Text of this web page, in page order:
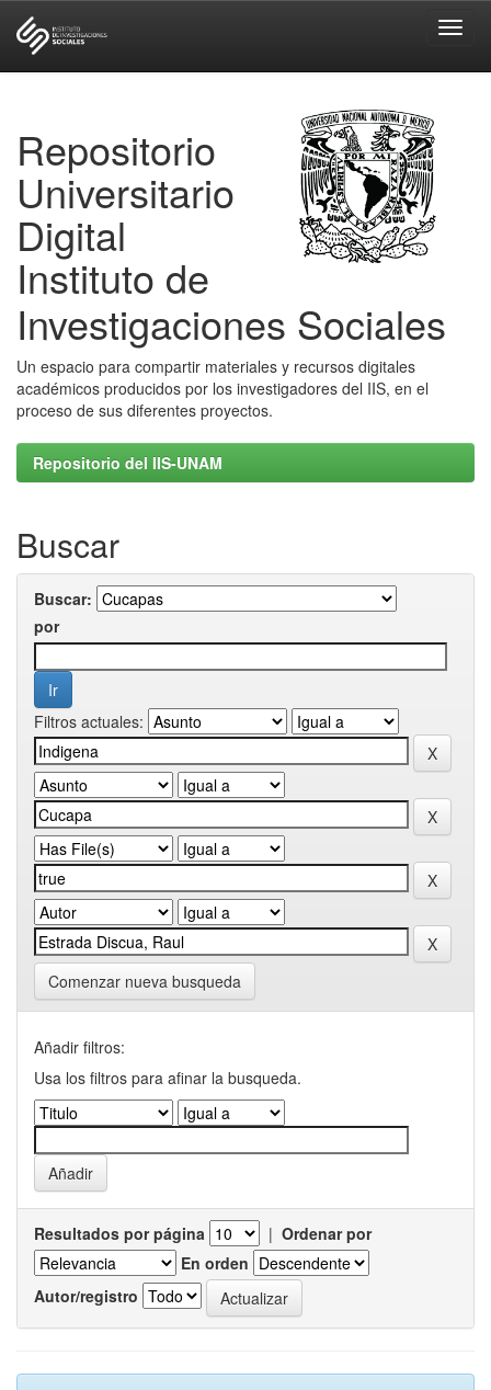
Repositorio
Universitario
Digital
Instituto de
Investigaciones Sociales
Un espacio para compartir materiales y recursos digitales
académicos producidos por los investigadores del IIS, en el
proceso de sus diferentes proyectos.
Repositorio del IIS-UNAM
Buscar
Buscar:
por
Filtros actuales:
Comenzar nueva busqueda
Añadir filtros:
Usa los filtros para afinar la busqueda.
Resultados por página | Ordenar por
En orden
Autor/registro